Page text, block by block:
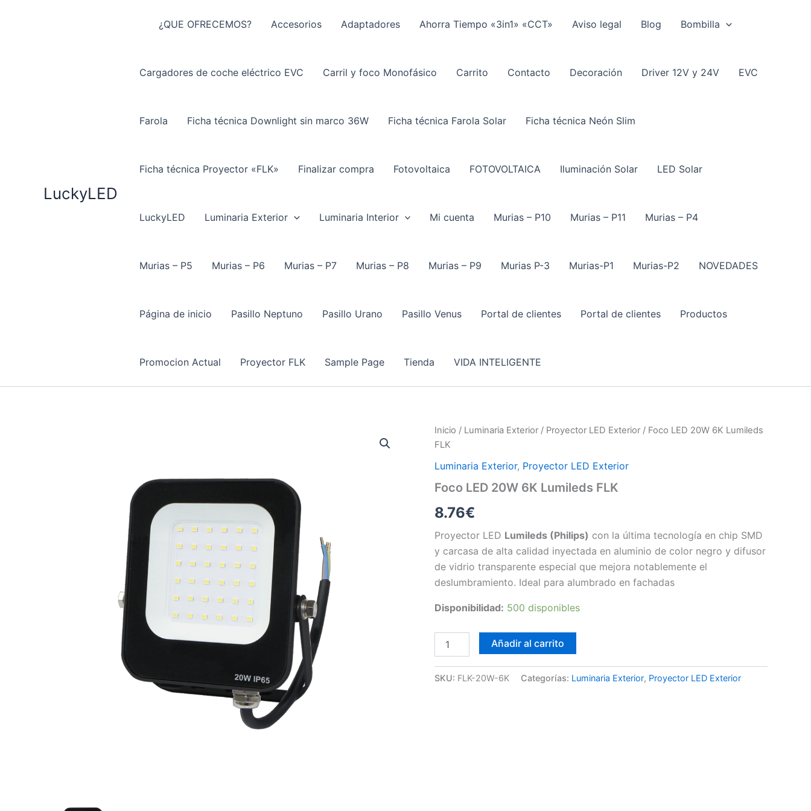
LuckyLED
¿QUE OFRECEMOS? Accesorios Adaptadores Ahorra Tiempo «3in1» «CCT» Aviso legal Blog Bombilla
Cargadores de coche eléctrico EVC Carril y foco Monofásico Carrito Contacto Decoración Driver 12V y 24V EVC
Farola Ficha técnica Downlight sin marco 36W Ficha técnica Farola Solar Ficha técnica Neón Slim
Ficha técnica Proyector «FLK» Finalizar compra Fotovoltaica FOTOVOLTAICA Iluminación Solar LED Solar
LuckyLED Luminaria Exterior Luminaria Interior Mi cuenta Murias – P10 Murias – P11 Murias – P4
Murias – P5 Murias – P6 Murias – P7 Murias – P8 Murias – P9 Murias P-3 Murias-P1 Murias-P2 NOVEDADES
Página de inicio Pasillo Neptuno Pasillo Urano Pasillo Venus Portal de clientes Portal de clientes Productos
Promocion Actual Proyector FLK Sample Page Tienda VIDA INTELIGENTE
Inicio / Luminaria Exterior / Proyector LED Exterior / Foco LED 20W 6K Lumileds
FLK
Luminaria Exterior, Proyector LED Exterior
Foco LED 20W 6K Lumileds FLK
8.76€
Proyector LED Lumileds (Philips) con la última tecnología en chip SMD
y carcasa de alta calidad inyectada en aluminio de color negro y difusor
de vidrio transparente especial que mejora notablemente el
deslumbramiento. Ideal para alumbrado en fachadas
Disponibilidad: 500 disponibles
LED
6K
Añadir al carrito
SKU: FLK-20W-6K Categorías: Luminaria Exterior, Proyector LED Exterior